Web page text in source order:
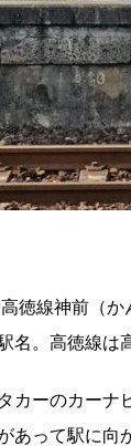
徳線神前（
名。高徳線は
カーのカーナ
あって駅に向